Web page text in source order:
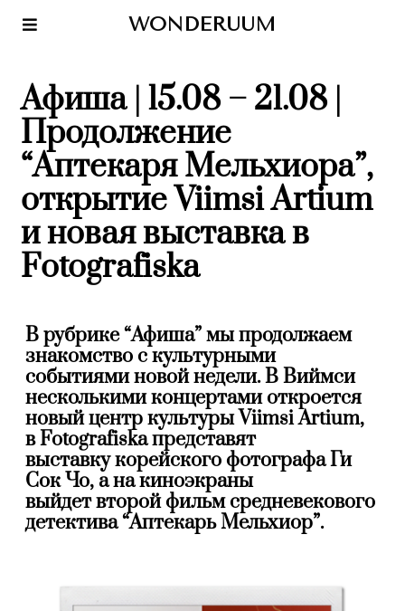
WONDERUUM
Афиша | 15.08 – 21.08 |
Продолжение
“Аптекаря Мельхиора”,
открытие Viimsi Artium
и новая выставка в
Fotografiska
В рубрике “Афиша” мы продолжаем
знакомство с культурными
событиями новой недели. В Виймси
несколькими концертами откроется
новый центр культуры Viimsi Artium,
в Fotografiskaпредставят
выставкукорейского фотографа Ги
Сок Чо, а на киноэкраны
выйдет второй фильм средневекового
детектива “Аптекарь Мельхиор”.